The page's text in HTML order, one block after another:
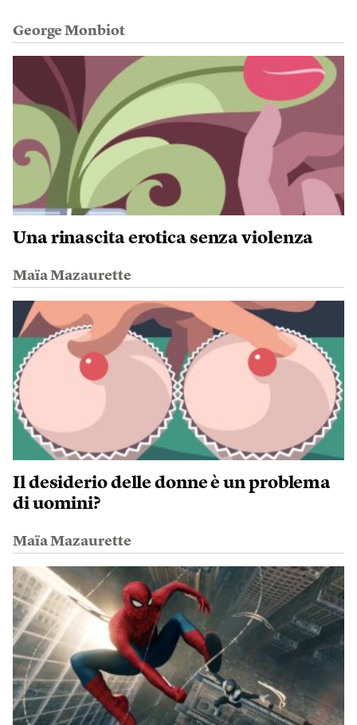
George Monbiot
Una rinascita erotica senza violenza
Maïa Mazaurette
Il desiderio delle donne è un problema
di uomini?
Maïa Mazaurette